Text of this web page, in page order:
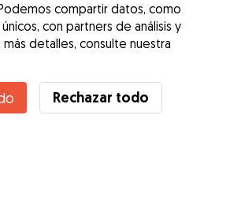
compartir datos, como
con partners de análisis y
más detalles, consulte nuestra
Rechazar todo